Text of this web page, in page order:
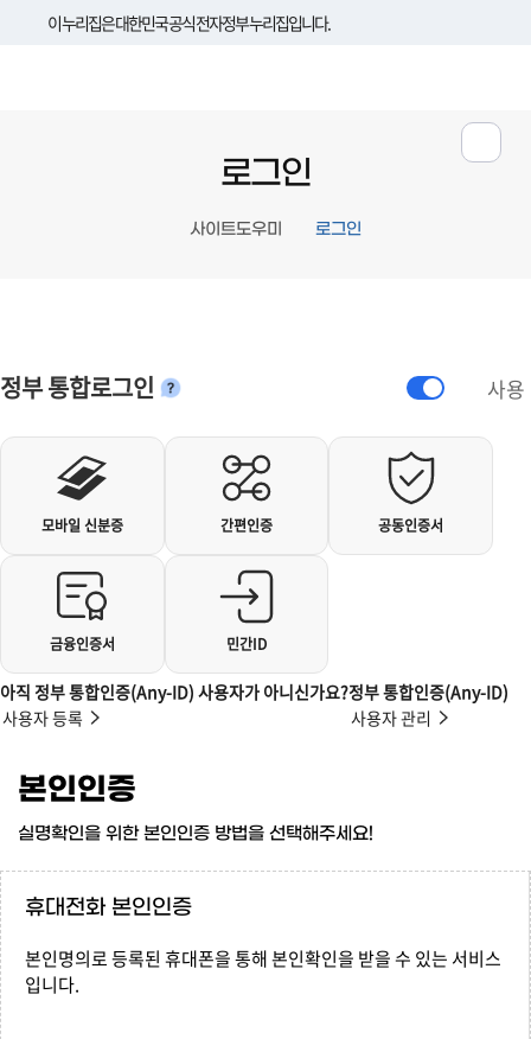
이 누리집은 대한민국 공식 전자정부 누리집입니다.
로그인
사이트도우미 로그인
정부 통합로그인안내 사용
아직 정부 통합인증(Any-ID) 사용자가 아니신가요?
사용자 등록
정부 통합인증(Any-ID)
사용자 관리
개인사용자 로그인
모바일 신분증 간편인증 공동인증서
금융인증서 민간ID
본인인증
실명확인을 위한 본인인증 방법을 선택해주세요!
휴대전화 본인인증
본인명의로 등록된 휴대폰을 통해 본인확인을 받을 수 있는 서비스
입니다.